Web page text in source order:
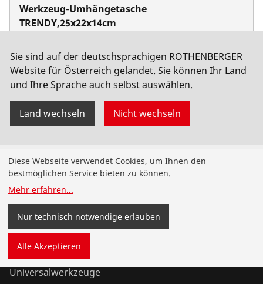
Werkzeug-Umhängetasche
TRENDY,25x22x14cm
Sie sind auf der deutschsprachigen ROTHENBERGER
Website für Österreich gelandet. Sie können Ihr Land
und Ihre Sprache auch selbst auswählen.
Land wechseln Nicht wechseln
Produkte
Installation
Wartung
Kälte- und Klimatechnik
Universalwerkzeuge
Diese Webseite verwendet Cookies, um Ihnen den
bestmöglichen Service bieten zu können.
Mehr erfahren...
Nur technisch notwendige erlauben
Alle Akzeptieren